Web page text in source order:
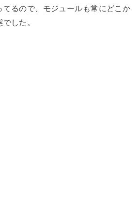
てるので、モジュールも常にどこか
した。